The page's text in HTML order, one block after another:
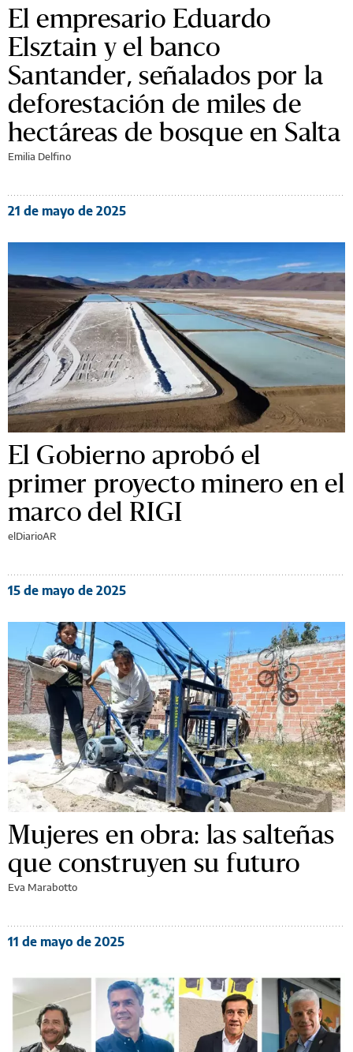
El empresario Eduardo
Elsztain y el banco
Santander, señalados por la
deforestación de miles de
hectáreas de bosque en Salta
Emilia Delfino
21 de mayo de 2025
El Gobierno aprobó el
primer proyecto minero en el
marco del RIGI
elDiarioAR
15 de mayo de 2025
Mujeres en obra: las salteñas
que construyen su futuro
Eva Marabotto
11 de mayo de 2025